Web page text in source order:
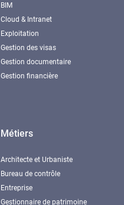
BIM
Cloud & Intranet
Exploitation
Gestion des visas
Gestion documentaire
Gestion financière
Métiers
Architecte et Urbaniste
Bureau de contrôle
Entreprise
Gestionnaire de patrimoine